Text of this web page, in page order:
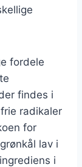
fordele
findes i
radikaler
for
lav i
i